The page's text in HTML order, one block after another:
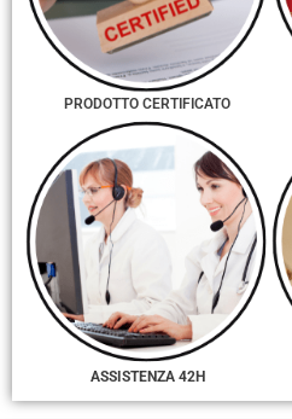
PRODOTTO CERTIFICATO
ASSISTENZA 42H